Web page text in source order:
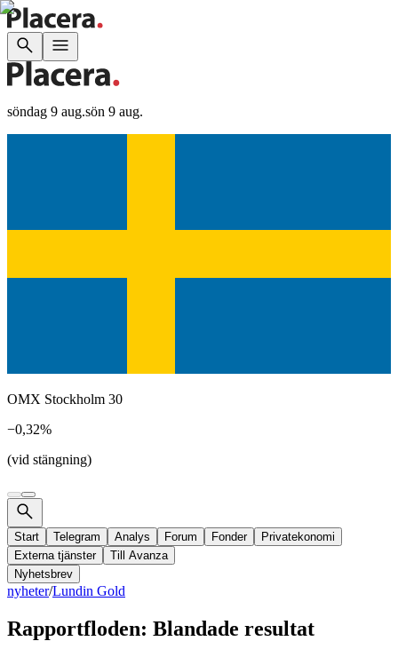
söndag 9 aug.sön 9 aug.
OMX Stockholm 30
−0,32%
(vid stängning)
Start Telegram Analys Forum Fonder
Privatekonomi
Externa tjänster
Till Avanza
Nyhetsbrev
nyheter/Lundin Gold
Rapportfloden: Blandade resultat